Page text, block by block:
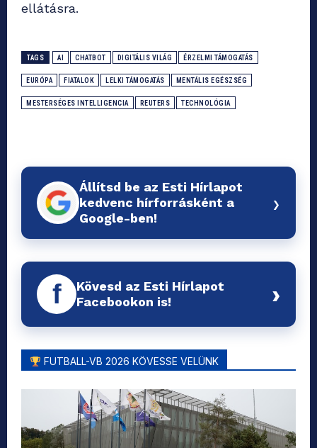
ellátásra.
TAGS AI CHATBOT DIGITÁLIS VILÁG ÉRZELMI TÁMOGATÁS
EURÓPA FIATALOK LELKI TÁMOGATÁS MENTÁLIS EGÉSZSÉG
MESTERSÉGES INTELLIGENCIA REUTERS TECHNOLÓGIA
Állítsd be az Esti Hírlapot
kedvenc hírforrásként a
Google-ben!
›
f
Kövesd az Esti Hírlapot
Facebookon is!
›
FUTBALL-VB 2026 KÖVESSE VELÜNK